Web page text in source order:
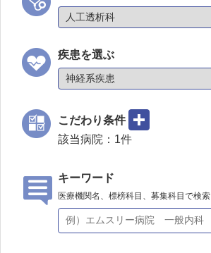
疾患を選ぶ
こだわり条件
該当病院： 1件
キーワード
医療機関名、標榜科目、募集科目で検索